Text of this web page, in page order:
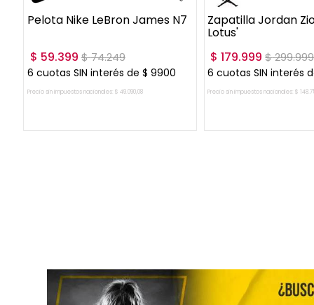
Pelota Nike LeBron James N7
$ 59.399 $74.249
6 cuotas SIN interés de $ 9900
Precio sin impuestos nacionales: $ 49.090,08
Zapatilla Jordan
Lotus'
$ 179.999 $299.999
6 cuotas SIN interés
Precio sin impuestos nacionales: $ 148.